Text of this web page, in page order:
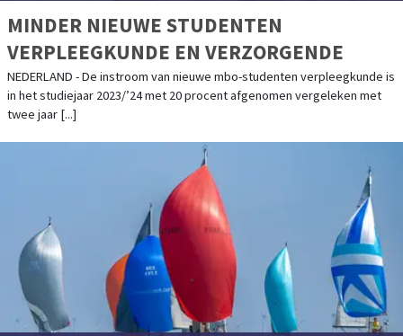
MINDER NIEUWE STUDENTEN
VERPLEEGKUNDE EN VERZORGENDE
NEDERLAND - De instroom van nieuwe mbo-studenten verpleegkunde is
in het studiejaar 2023/’24 met 20 procent afgenomen vergeleken met
twee jaar [...]